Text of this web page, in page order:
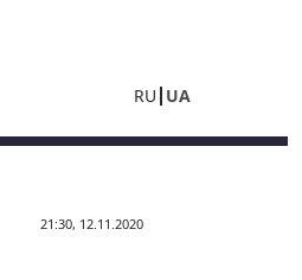
RU UA
21:30, 12.11.2020